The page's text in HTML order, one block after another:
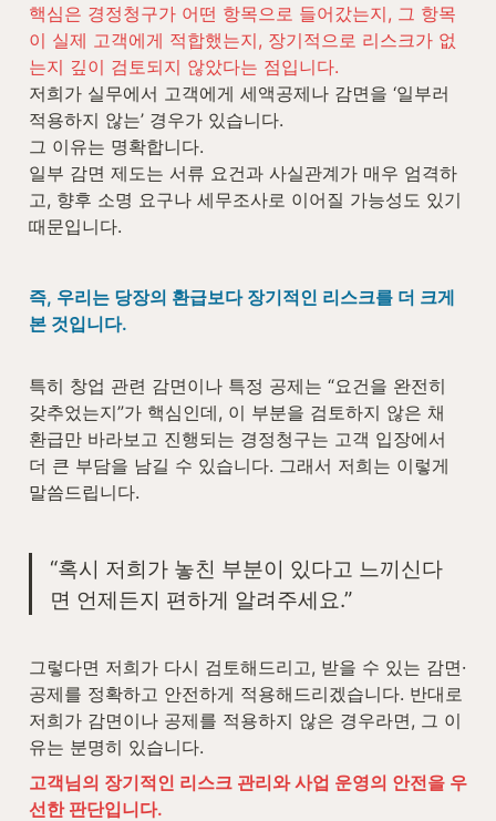
핵심은 경정청구가 어떤 항목으로 들어갔는지, 그 항목
이 실제 고객에게 적합했는지, 장기적으로 리스크가 없
는지 깊이 검토되지 않았다는 점입니다.
저희가 실무에서 고객에게 세액공제나 감면을 ‘일부러
적용하지 않는’ 경우가 있습니다.
그 이유는 명확합니다.
일부 감면 제도는 서류 요건과 사실관계가 매우 엄격하
고, 향후 소명 요구나 세무조사로 이어질 가능성도 있기
때문입니다.
즉, 우리는 당장의 환급보다 장기적인 리스크를 더 크게
본 것입니다.
특히 창업 관련 감면이나 특정 공제는 “요건을 완전히
갖추었는지”가 핵심인데, 이 부분을 검토하지 않은 채
환급만 바라보고 진행되는 경정청구는 고객 입장에서
더 큰 부담을 남길 수 있습니다. 그래서 저희는 이렇게
말씀드립니다.
“혹시 저희가 놓친 부분이 있다고 느끼신다
면 언제든지 편하게 알려주세요.”
그렇다면 저희가 다시 검토해드리고, 받을 수 있는 감면·
공제를 정확하고 안전하게 적용해드리겠습니다. 반대로
저희가 감면이나 공제를 적용하지 않은 경우라면, 그 이
유는 분명히 있습니다.
고객님의 장기적인 리스크 관리와 사업 운영의 안전을 우
선한 판단입니다.